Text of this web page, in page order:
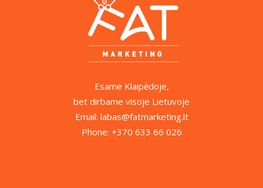
Esame Klaipėdoje,
bet dirbame visoje Lietuvoje
Email: labas@fatmarketing.lt
Phone: +370 633 66 026